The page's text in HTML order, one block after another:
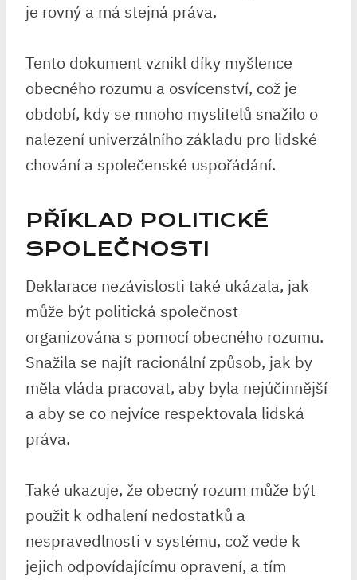
je rovný a má stejná práva.
Tento dokument vznikl díky myšlence
obecného rozumu a osvícenství, což je
období, kdy se mnoho myslitelů snažilo o
nalezení univerzálního základu pro lidské
chování a společenské uspořádání.
PŘÍKLAD POLITICKÉ
SPOLEČNOSTI
Deklarace nezávislosti také ukázala, jak
může být politická společnost
organizována s pomocí obecného rozumu.
Snažila se najít racionální způsob, jak by
měla vláda pracovat, aby byla nejúčinnější
a aby se co nejvíce respektovala lidská
práva.
Také ukazuje, že obecný rozum může být
použit k odhalení nedostatků a
nespravedlnosti v systému, což vede k
jejich odpovídajícímu opravení, a tím